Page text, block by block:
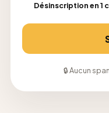
Désinscription en 1
🔒 Aucun